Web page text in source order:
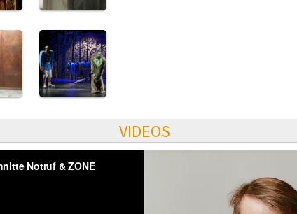
VIDEOS